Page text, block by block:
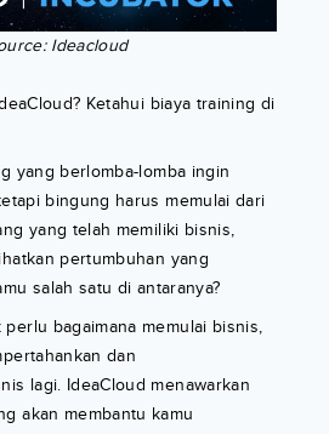
Ideacloud
Ketahui biaya training di
yang berlomba-lomba ingin
bingung harus memulai dari
yang telah memiliki bisnis,
pertumbuhan yang
salah satu di antaranya?
perlu bagaimana memulai bisnis,
dan
lagi. IdeaCloud menawarkan
akan membantu kamu